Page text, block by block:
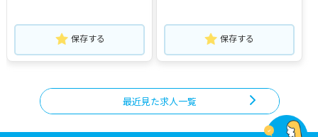
保存する 保存する
最近見た求人一覧